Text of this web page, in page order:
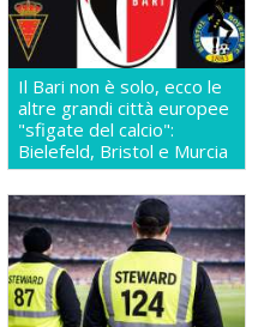
Il Bari non è solo, ecco le
altre grandi città europee
"sfigate del calcio":
Bielefeld, Bristol e Murcia